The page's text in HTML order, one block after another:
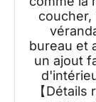
coucher,
bureau et
un ajout
【